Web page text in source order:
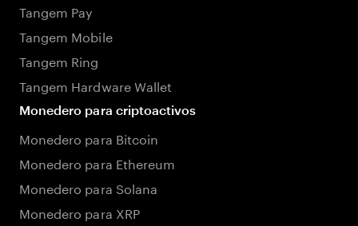
Tangem Pay
Tangem Mobile
Tangem Ring
Tangem Hardware Wallet
Monedero para criptoactivos
Monedero para Bitcoin
Monedero para Ethereum
Monedero para Solana
Monedero para XRP